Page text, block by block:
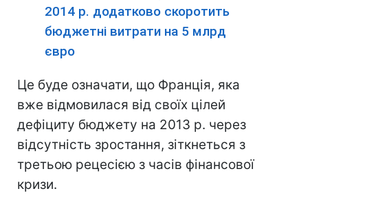
2014 р. додатково скоротить
бюджетні витрати на 5 млрд
євро
Це буде означати, що Франція, яка
вже відмовилася від своїх цілей
дефіциту бюджету на 2013 р. через
відсутність зростання, зіткнеться з
третьою рецесією з часів фінансової
кризи.